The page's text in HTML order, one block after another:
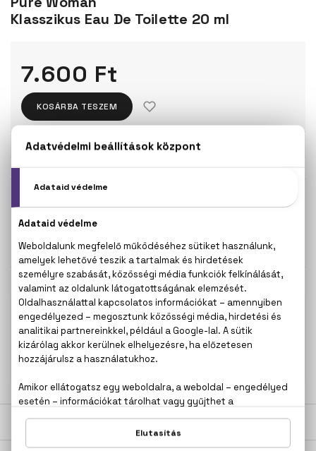
Klasszikus Eau De Toilette 20 ml
7.600 Ft
KOSÁRBA TESZEM
Törzsvásárlóknak csak:7.220 Ft
20 ml
KAPCSOLÓDÓ TERMÉKEK
100% eredeti termékek,14 napos visszaküldési
garanciával
Kérdésed van, elakadtál? Hívd ügyfélszolgálatunkat:
20 267 5125
LEÍRÁS